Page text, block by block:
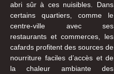
abri sûr à ces nuisibles. Dans
certains quartiers, comme le
centre-ville avec ses
restaurants et commerces, les
cafards profitent des sources de
nourriture faciles d’accès et de
la chaleur ambiante des